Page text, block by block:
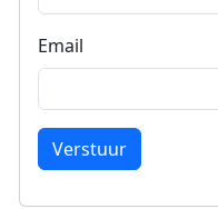
Email
Verstuur